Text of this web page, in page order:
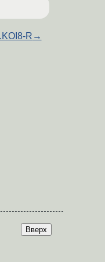
R →
Вверх